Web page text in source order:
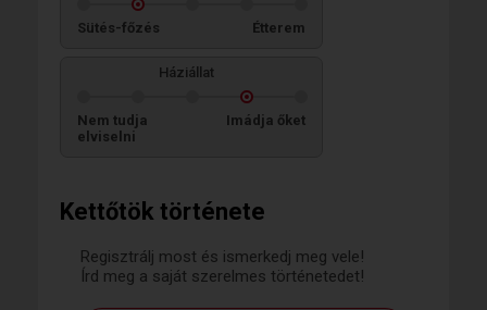
Kettőtök története
Regisztrálj most és ismerkedj meg vele!
Írd meg a saját szerelmes történetedet!
Sütés-főzés Étterem
Háziállat
Nem tudja
elviselni
Imádja őket